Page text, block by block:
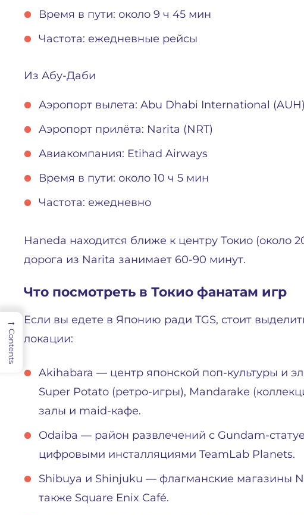
Время в пути: около 9 ч 45 мин
Частота: ежедневные рейсы
Из Абу-Даби
Аэропорт вылета: Abu Dhabi International (AUH)
Аэропорт прилёта: Narita (NRT)
Авиакомпания: Etihad Airways
Время в пути: около 10 ч 5 мин
Частота: ежедневно
Haneda находится ближе к центру Токио (около
дорога из Narita занимает 60-90 минут.
Что посмотреть в Токио фанатам игр
Если вы едете в Японию ради TGS, стоит
локации:
Akihabara — центр японской поп-культуры и
Super Potato (ретро-игры), Mandarake
залы и maid-кафе.
Odaiba — район развлечений с Gundam-
цифровыми инсталляциями TeamLab Planets.
Shibuya и Shinjuku — флагманские магазины
также Square Enix Café.
→
Contents